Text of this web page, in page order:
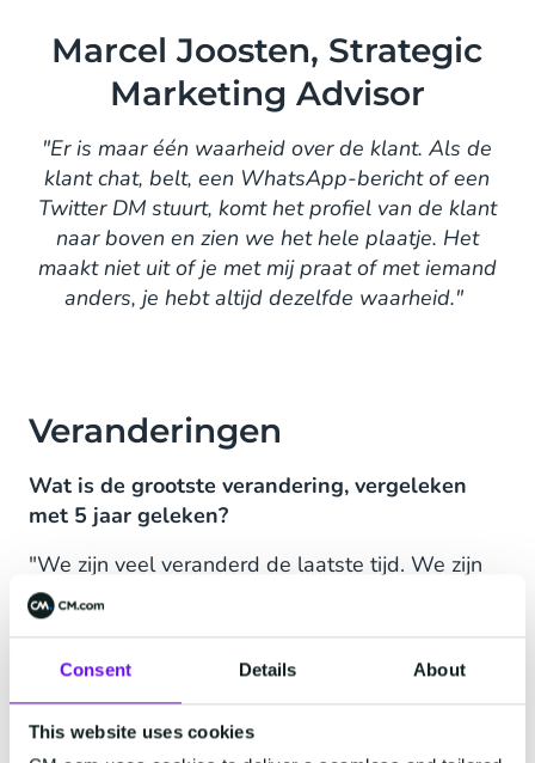
Consent Details About
This website uses cookies
Marcel Joosten, Strategic
Marketing Advisor
"Er is maar één waarheid over de klant. Als de
klant chat, belt, een WhatsApp-bericht of een
Twitter DM stuurt, komt het profiel van de klant
naar boven en zien we het hele plaatje. Het
maakt niet uit of je met mij praat of met iemand
anders, je hebt altijd dezelfde waarheid."
Veranderingen
Wat is de grootste verandering, vergeleken
met 5 jaar geleken?
"We zijn veel veranderd de laatste tijd. We zijn
overgenomen en hebben enkele andere
bedrijven overgenomen - we versterken onze
is dat de markt snel verandert, ook op het